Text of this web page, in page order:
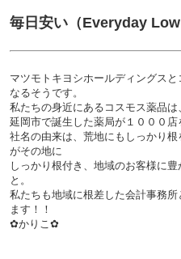
毎日安い（Everyday Low
マツモトキヨシホールディングス
なるそうです。
私たちの身近にあるコスモス薬品は
延岡市で誕生した薬局が１０００店
社名の由来は、荒地にもしっかり
がその地に
しっかり根付き、地域のお客様に
と。
私たちも地域に根差した会計事務
ます！！
✿かりこ✿